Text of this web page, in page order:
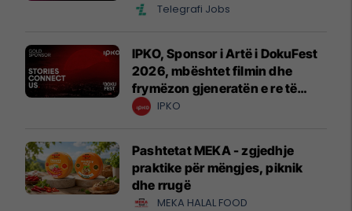
Telegrafi Jobs
IPKO, Sponsor i Artë i DokuFest
2026, mbështet filmin dhe
frymëzon gjeneratën e re të
krijuesve
IPKO
Pashtetat MEKA - zgjedhje
praktike për mëngjes, piknik
dhe rrugë
MEKA HALAL FOOD